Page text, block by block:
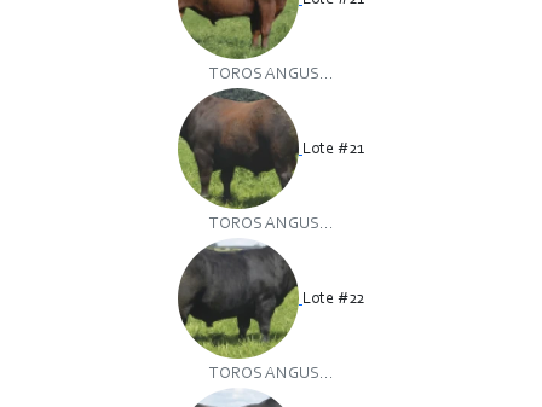
TOROS ANGUS...
Lote #21
TOROS ANGUS...
Lote #22
TOROS ANGUS...